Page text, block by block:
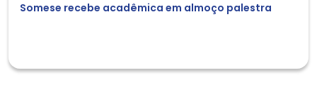
Somese recebe acadêmica em almoço palestra